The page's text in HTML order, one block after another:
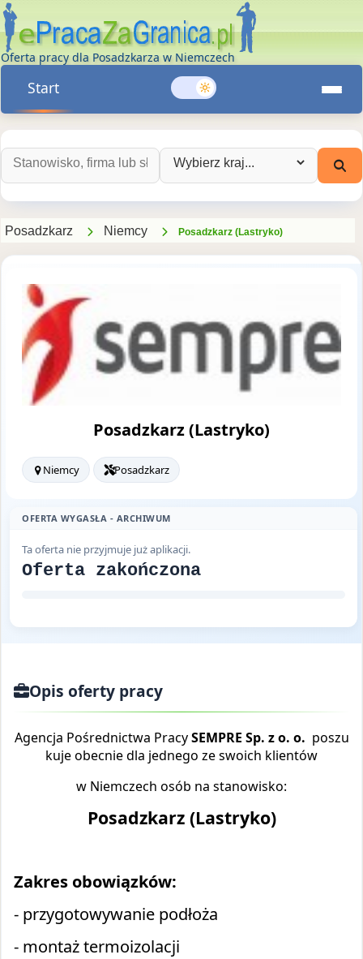
Oferta pracy dla Posadzkarza w Niemczech
Start
Szukaj ofert pracy: Wybierz kraj:
Posadzkarz Niemcy Posadzkarz (Lastryko)
Posadzkarz (Lastryko)
Niemcy Posadzkarz
OFERTA WYGASŁA - ARCHIWUM
Ta oferta nie przyjmuje już aplikacji.
Oferta zakończona
Opis oferty pracy
Agencja Pośrednictwa PracySEMPRE Sp. z o. o. poszu
kuje obecnie dla jednego ze swoich klientów
w Niemczech osób na stanowisko:
Posadzkarz (Lastryko)
Zakres obowiązków:
- przygotowywanie podłoża
- montaż termoizolacji